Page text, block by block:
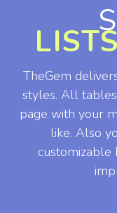
TheGem
styles. All
page with your
like. Also